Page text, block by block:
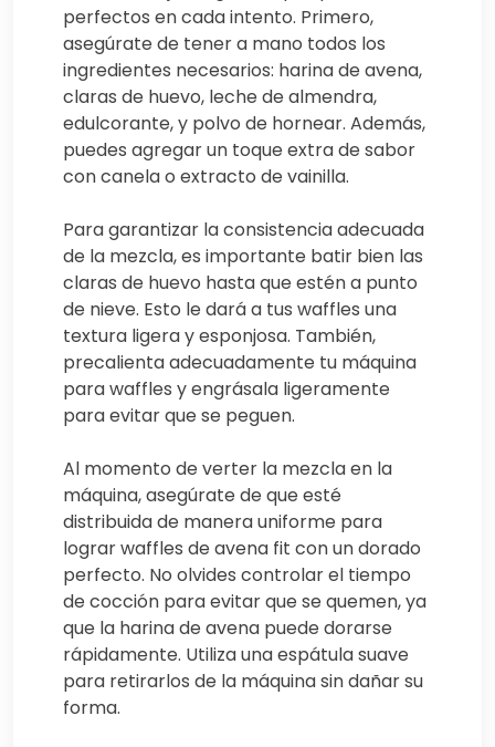
perfectos en cada intento. Primero,
asegúrate de tener a mano todos los
ingredientes necesarios: harina de avena,
claras de huevo, leche de almendra,
edulcorante, y polvo de hornear. Además,
puedes agregar un toque extra de sabor
con canela o extracto de vainilla.
Para garantizar la consistencia adecuada
de la mezcla, es importante batir bien las
claras de huevo hasta que estén a punto
de nieve. Esto le dará a tus waffles una
textura ligera y esponjosa. También,
precalienta adecuadamente tu máquina
para waffles y engrásala ligeramente
para evitar que se peguen.
Al momento de verter la mezcla en la
máquina, asegúrate de que esté
distribuida de manera uniforme para
lograr waffles de avena fit con un dorado
perfecto. No olvides controlar el tiempo
de cocción para evitar que se quemen, ya
que la harina de avena puede dorarse
rápidamente. Utiliza una espátula suave
para retirarlos de la máquina sin dañar su
forma.